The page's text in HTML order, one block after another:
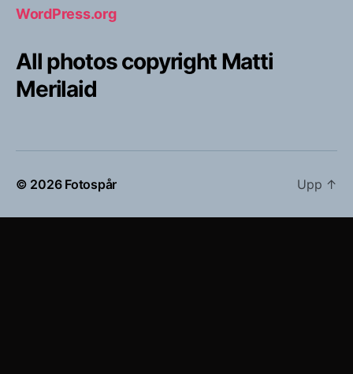
WordPress.org
All photos copyright Matti
Merilaid
© 2026 Fotospår Upp ↑